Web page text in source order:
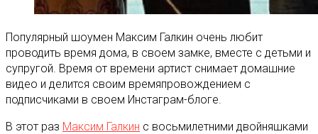
Популярный шоумен Максим Галкин очень любит
проводить время дома, в своем замке, вместе с детьми и
супругой. Время от времени артист снимает домашние
видео и делится своим времяпровождением с
подписчиками в своем Инстаграм-блоге.
В этот раз Максим Галкин с восьмилетними двойняшками